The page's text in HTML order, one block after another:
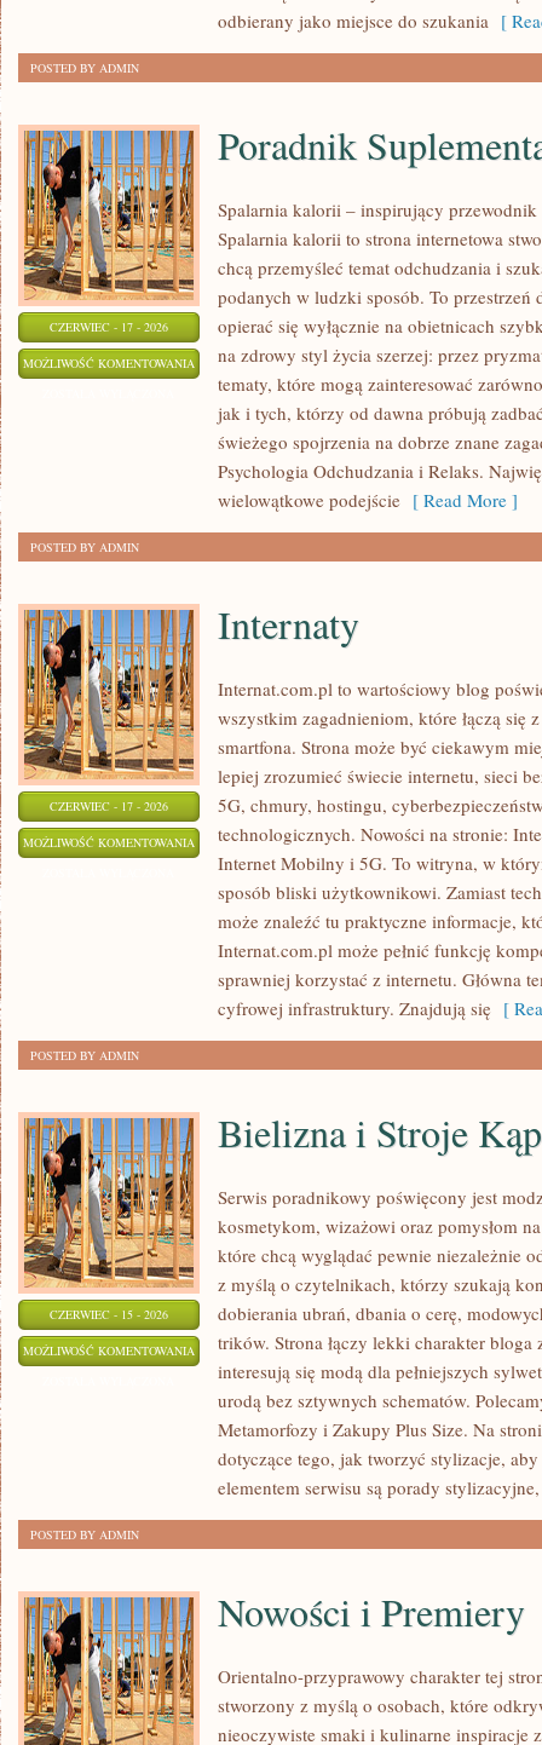
odbierany jako miejsce do szukania [
POSTED BY ADMIN
CZERWIEC - 17 - 2026
MOŻLIWOŚĆ KOMENTOWANIA PORADNIK
SUPLEMENTACYJNY
Poradnik
Spalarnia kalorii – inspirujący
Spalarnia kalorii to strona internetowa
chcą przemyśleć temat odchudzania i
podanych w ludzki sposób. To
opierać się wyłącznie na obietnicach
na zdrowy styl życia szerzej: przez
tematy, które mogą zainteresować
jak i tych, którzy od dawna próbują
świeżego spojrzenia na dobrze znane
Psychologia Odchudzania i Relaks.
wielowątkowe podejście [ Read More ]
POSTED BY ADMIN
CZERWIEC - 17 - 2026
MOŻLIWOŚĆ KOMENTOWANIA INTERNATY
Internaty
Internat.com.pl to wartościowy blog
wszystkim zagadnieniom, które łączą się
smartfona. Strona może być ciekawym
lepiej zrozumieć świecie internetu, sieci
5G, chmury, hostingu,
technologicznych. Nowości na stronie:
Internet Mobilny i 5G. To witryna, w
sposób bliski użytkownikowi. Zamiast
może znaleźć tu praktyczne informacje,
Internat.com.pl może pełnić funkcję
sprawniej korzystać z internetu. Główna
cyfrowej infrastruktury. Znajdują się [
POSTED BY ADMIN
CZERWIEC - 15 - 2026
MOŻLIWOŚĆ KOMENTOWANIA BIELIZNA
STROJE
KĄPIELOWE
Bielizna i Stroje
Serwis poradnikowy poświęcony jest
kosmetykom, wizażowi oraz pomysłom
które chcą wyglądać pewnie niezależnie
z myślą o czytelnikach, którzy szukają
dobierania ubrań, dbania o cerę,
trików. Strona łączy lekki charakter
interesują się modą dla pełniejszych
urodą bez sztywnych schematów.
Metamorfozy i Zakupy Plus Size. Na
dotyczące tego, jak tworzyć stylizacje,
elementem serwisu są porady
POSTED BY ADMIN
Nowości i Premiery
Orientalno-przyprawowy charakter tej
stworzony z myślą o osobach, które
nieoczywiste smaki i kulinarne inspiracje